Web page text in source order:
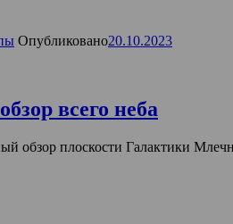
Опубликовано20.10.2023
всего неба
обзор плоскости Галактики